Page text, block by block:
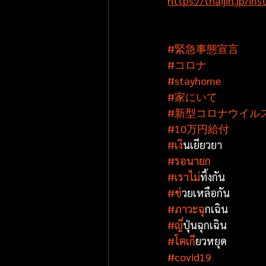
#緊急事態宣言
#コロナ
#stayhome
#家にいて
#新型コロナウイル
#10万円給付
#เงินเยียวยา
#รอนายก
#เราไม่ทิ้งกัน
#ช่วยเหลือกัน
#ภาวะฉุกเฉิน
#ญี่ปุ่นฉุกเฉิน
#โตเกียวหยุด
#covid19